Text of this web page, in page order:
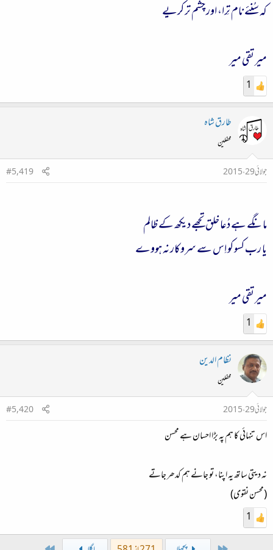
کہ سُنئے نام تِرا، اور چشم تر کریے
میر تقی میر
1
طارق شاہ
محفلین
جولائی 29، 2015
#5,419
مانگے ہے دُعا خلق تجھے دیکھ کے ظالم
یا رب کسو کو اِس سے سروکار نہ ہووے
میر تقی میر
1
نظام الدین
محفلین
جولائی 29، 2015
#5,420
اس تنہائی کا ہم پہ بڑا احسان ہے محسن
نہ دیتی ساتھ یہ اپنا، تو جانے ہم کدھر جاتے
(محسن نقوی)
1